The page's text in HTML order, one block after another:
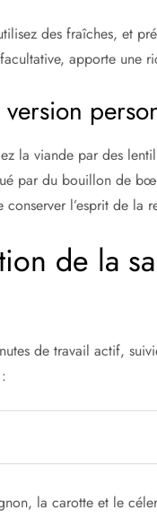
des fraîches, et
apporte une
la viande par des
par du bouillon de
l’esprit de la
de la
de travail actif,
la carotte et le